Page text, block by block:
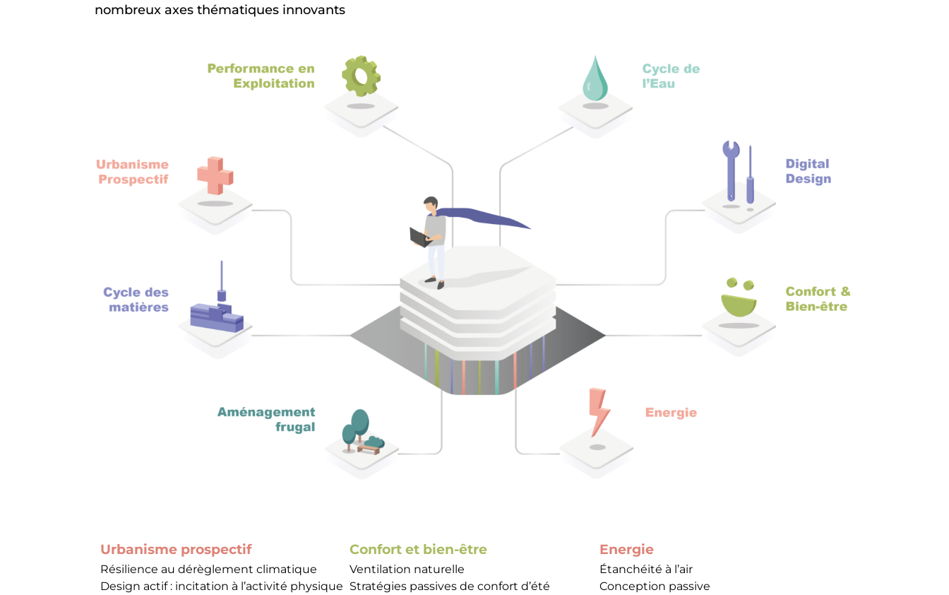
nombreux axes thématiques innovants
Urbanisme prospectif
Résilience au dérèglement climatique
Design actif : incitation à l’activité physique
Confort et bien-être
Ventilation naturelle
Stratégies passives de confort d’été
Energie
Étanchéité à l’air
Conception passive